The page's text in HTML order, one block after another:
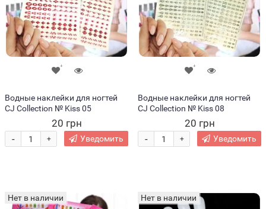
Водные наклейки для ногтей
CJ Collection № Kiss 05
20 грн
+
- Уведомить
Водные наклейки для ногтей
CJ Collection № Kiss 08
20 грн
+
- Уведомить
Нет в наличии Нет в наличии